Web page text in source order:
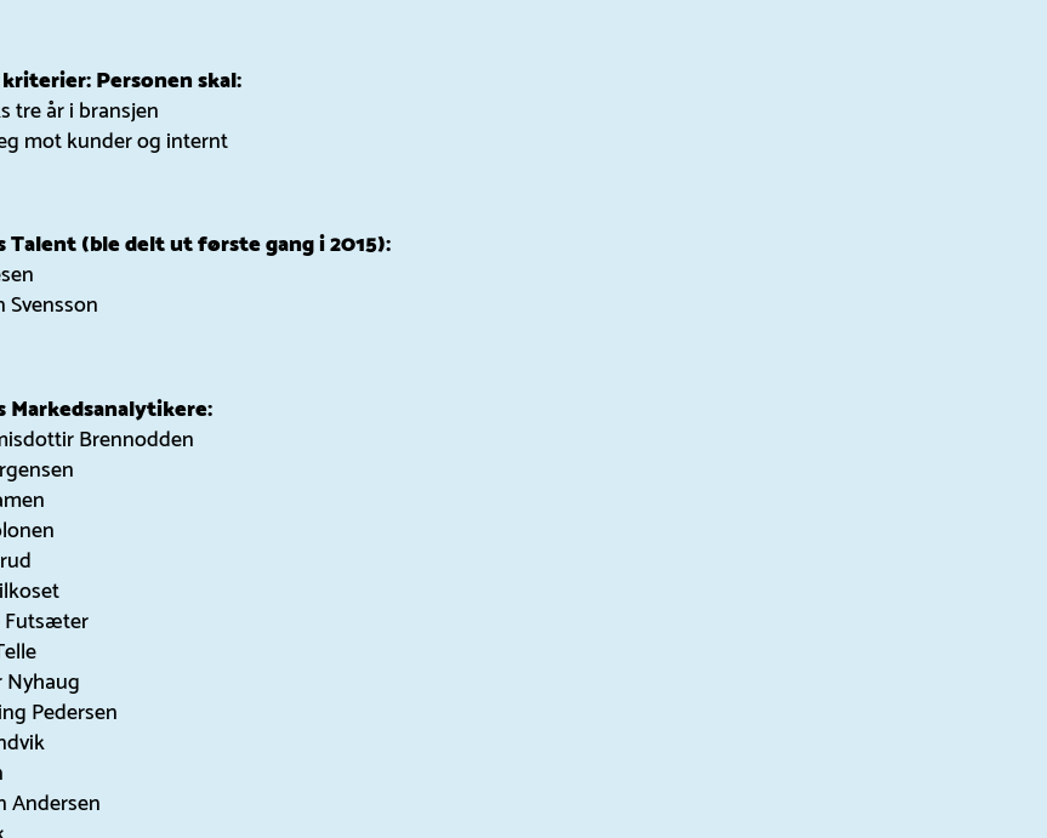
Personen skal:
tre år i bransjen
mot kunder og internt
Talent (ble delt ut første gang i 2015):
Svensson
Brennodden
Futsæter
Pedersen
Andersen